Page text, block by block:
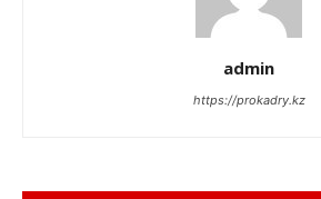
admin
https://prokadry.kz